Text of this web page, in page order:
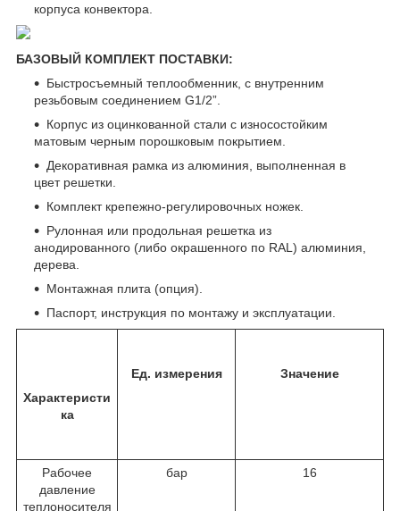
корпуса конвектора.
БАЗОВЫЙ КОМПЛЕКТ ПОСТАВКИ:
Быстросъемный теплообменник, с внутренним
резьбовым соединением G1/2”.
Корпус из оцинкованной стали с износостойким
матовым черным порошковым покрытием.
Декоративная рамка из алюминия, выполненная в
цвет решетки.
Комплект крепежно-регулировочных ножек.
Рулонная или продольная решетка из
анодированного (либо окрашенного по RAL) алюминия,
дерева.
Монтажная плита (опция).
Паспорт, инструкция по монтажу и эксплуатации.
Характеристи
ка
Ед. измерения Значение
Рабочее
давление
теплоносителя
бар 16